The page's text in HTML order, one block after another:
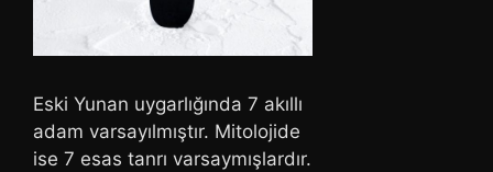
Eski Yunan uygarlığında 7 akıllı
adam varsayılmıştır. Mitolojide
ise 7 esas tanrı varsaymışlardır.